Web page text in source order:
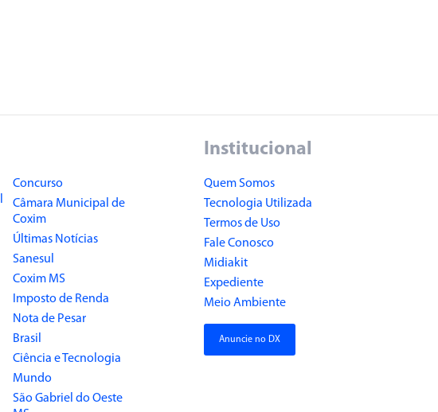
Concurso
Câmara Municipal de
Coxim
Últimas Notícias
Sanesul
Coxim MS
Imposto de Renda
Nota de Pesar
Brasil
Ciência e Tecnologia
Mundo
São Gabriel do Oeste
Institucional
Quem Somos
Tecnologia Utilizada
Termos de Uso
Fale Conosco
Midiakit
Expediente
Meio Ambiente
Anuncie no DX